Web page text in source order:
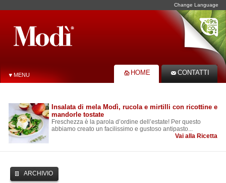
Change Language
MENU CONTATTI
HOME
Insalata di mela Modì, rucola e mirtilli con ricottine e
mandorle tostate
Freschezza è la parola d’ordine dell’estate! Per questo
abbiamo creato un facilissimo e gustoso antipasto...
Vai alla Ricetta
ARCHIVIO